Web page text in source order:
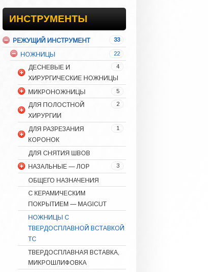
ИНСТРУМЕНТЫ
РЕТРАКТОРЫ И
33
РЕЖУЩИЙ ИНСТРУМЕНТ
МУКОТОМЫ
22
НОЖНИЦЫ
4
ДЕСНЕВЫЕ И
ХИРУРГИЧЕСКИЕ НОЖНИЦЫ
5
МИКРОНОЖНИЦЫ
2
ДЛЯ ПОЛОСТНОЙ
ХИРУРГИИ
1
ДЛЯ РАЗРЕЗАНИЯ
КОРОНОК
ДЛЯ СНЯТИЯ ШВОВ
3
НАЗАЛЬНЫЕ — ЛОР
ОБЩЕГО НАЗНАЧЕНИЯ
С КЕРАМИЧЕСКИМ
ПОКРЫТИЕМ — MAGICUT
НОЖНИЦЫ С
ТВЕРДОСПЛАВНОЙ ВСТАВКОЙ
ТС
ТВЕРДОСПЛАВНАЯ ВСТАВКА,
МИКРОШЛИФОВКА